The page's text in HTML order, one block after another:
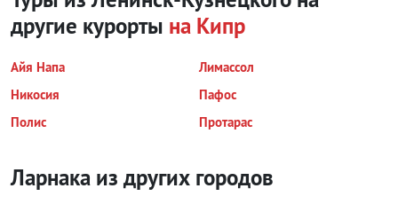
другие курорты на Кипр
Айя Напа
Лимассол
Никосия
Пафос
Полис
Протарас
Ларнака из других городов